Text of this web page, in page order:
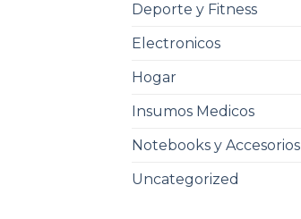
Deporte y Fitness
Electronicos
Hogar
Insumos Medicos
Notebooks y Accesorios
Uncategorized